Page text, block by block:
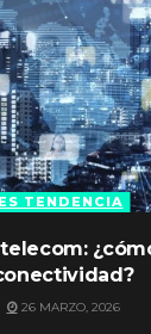
ES TENDENCIA
26 MARZO, 2026